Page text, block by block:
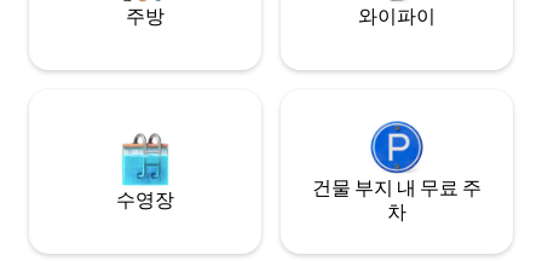
주방 와이파이
수영장
건물 부지 내 무료 주
차